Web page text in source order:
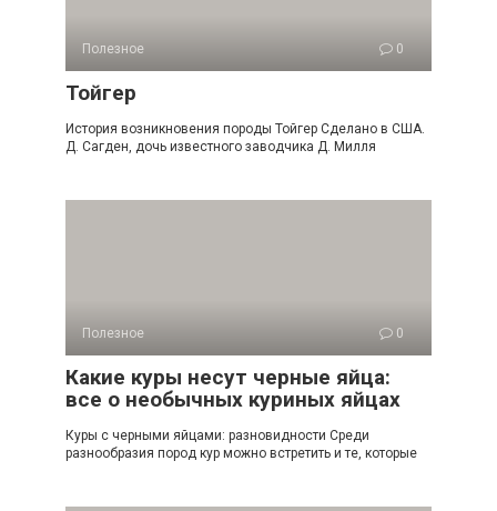
Полезное 0
Тойгер
История возникновения породы Тойгер Сделано в США.
Д. Сагден, дочь известного заводчика Д. Милля
Полезное 0
Какие куры несут черные яйца:
все о необычных куриных яйцах
Куры с черными яйцами: разновидности Среди
разнообразия пород кур можно встретить и те, которые